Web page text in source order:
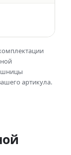
артикула.